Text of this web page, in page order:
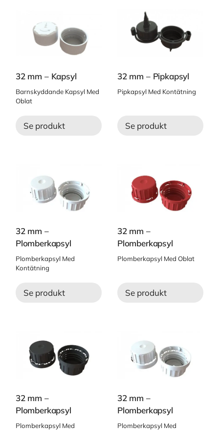
32 mm – Kapsyl
Barnskyddande Kapsyl Med
Oblat
Se produkt
32 mm – Pipkapsyl
Pipkapsyl Med Kontätning
Se produkt
32 mm –
Plomberkapsyl
Plomberkapsyl Med
Kontätning
Se produkt
32 mm –
Plomberkapsyl
Plomberkapsyl Med Oblat
Se produkt
32 mm –
Plomberkapsyl
Plomberkapsyl Med
32 mm –
Plomberkapsyl
Plomberkapsyl Med